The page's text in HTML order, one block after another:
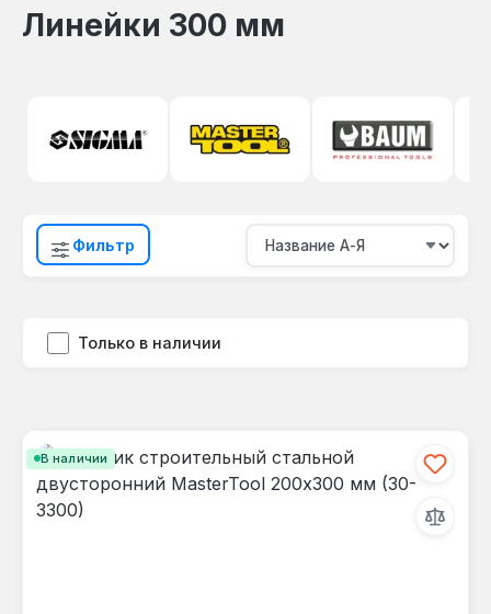
Линейки 300 мм
Фильтр
Только в наличии
В наличии